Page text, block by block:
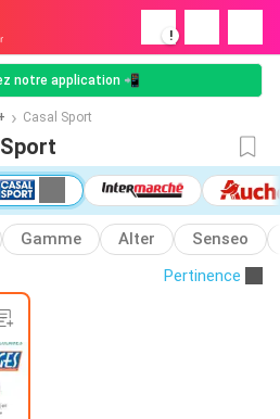
!
notre application 📲
Casal Sport
Gamme Alter
Senseo
Pertinence